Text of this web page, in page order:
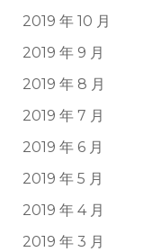
2019 年 10 月
2019 年 9 月
2019 年 8 月
2019 年 7 月
2019 年 6 月
2019 年 5 月
2019 年 4 月
2019 年 3 月